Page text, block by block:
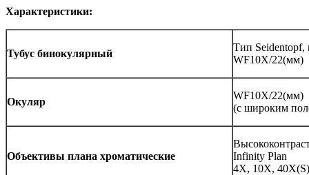
Характеристики:
Тубус бинокулярный
Тип Seidentopf,
WF10X/22(мм)
Окуляр
WF10X/22(мм)
(с широким
Объективы плана хроматические
Infinity Plan
4X, 10X,